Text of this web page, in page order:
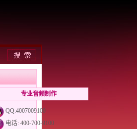
专业音频制作
QQ:4007009100
电话: 400-700-9100